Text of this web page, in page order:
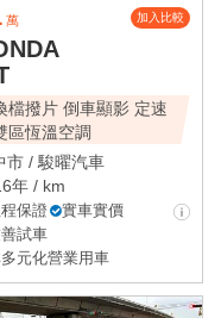
萬 加入比較
檔撥片 倒車顯影 定速
區恆溫空調
市 /駿曜汽車
年 / km
保證
實車實價
試車
元化營業用車